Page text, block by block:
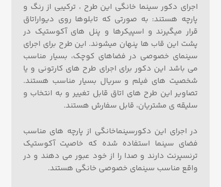
اجرای دکور سینما خانگی این طرح ، ترکیبی از رنگ و
پارچه هستند: به صورتی که تابلوها روی دیواراتاق
قرار میگیرند و اسپیکرها و پنل های آکوستیک در
پشت این قاب ها پنهان میشوند. این طرح برای اجرای
سینمای خصوصی در فضاهای کوچک، بسیار مناسب
می­ باشد این دکور برای اجرای طرح های کارتونی و یا
شخصیت های فیلم و سریال بسیار مناسب هستند.
تصاویر این طرح های اتاق قابل تغییر و به انتخاب و
سلیقه ی مشتریان، قابل سفارش هستند.
در اجرای این دکورسینماخانگی از پارچه های مناسب
فضای سینما استفاده شده که خاصیت آکوستیک
ترنسپرنت دارند و صدا را از خود عبور می دهند و در
واقع مناسب سینمای خصوصی خانگی هستند.